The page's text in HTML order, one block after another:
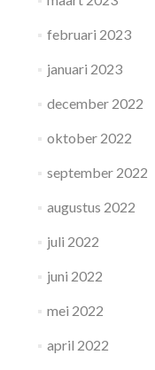
februari 2023
januari 2023
december 2022
oktober 2022
september 2022
augustus 2022
juli 2022
juni 2022
mei 2022
april 2022